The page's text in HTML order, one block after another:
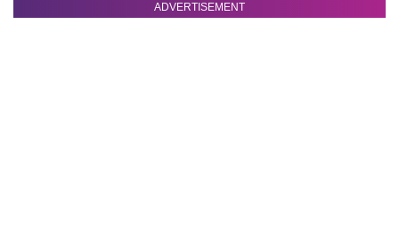
ADVERTISEMENT